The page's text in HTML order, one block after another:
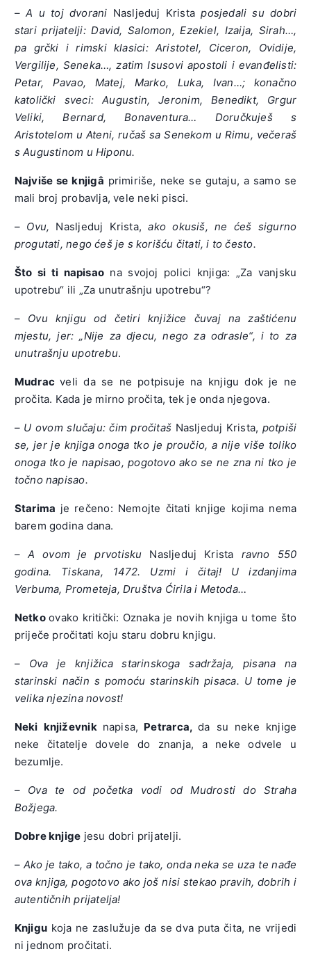
–A u toj dvorani Nasljeduj Krista posjedali su dobri
stari prijatelji: David, Salomon, Ezekiel, Izaija, Sirah…,
pa grčki i rimski klasici: Aristotel, Ciceron, Ovidije,
Vergilije, Seneka…, zatim Isusovi apostoli i evanđelisti:
Petar, Pavao, Matej, Marko, Luka, Ivan…; konačno
katolički sveci: Augustin, Jeronim, Benedikt, Grgur
Veliki, Bernard, Bonaventura… Doručkuješ s
Aristotelom u Ateni, ručaš sa Senekom u Rimu, večeraš
s Augustinom u Hiponu.
Najviše se knjigâ primiriše, neke se gutaju, a samo se
mali broj probavlja, vele neki pisci.
– Ovu, Nasljeduj Krista, ako okusiš, ne ćeš sigurno
progutati, nego ćeš je s korišću čitati, i to često.
Što si ti napisao na svojoj polici knjiga: „Za vanjsku
upotrebu“ ili „Za unutrašnju upotrebu“?
– Ovu knjigu od četiri knjižice čuvaj na zaštićenu
mjestu, jer: „Nije za djecu, nego za odrasle“, i to za
unutrašnju upotrebu.
Mudracveli da se ne potpisuje na knjigu dok je ne
pročita. Kada je mirno pročita, tek je onda njegova.
– U ovom slučaju: čim pročitaš Nasljeduj Krista, potpiši
se, jer je knjiga onoga tko je proučio, a nije više toliko
onoga tko je napisao, pogotovo ako se ne zna ni tko je
točno napisao.
Starima je rečeno: Nemojte čitati knjige kojima nema
barem godina dana.
–A ovom je prvotisku Nasljeduj Krista ravno 550
godina. Tiskana, 1472. Uzmi i čitaj! U izdanjima
Verbuma, Prometeja, Društva Ćirila i Metoda…
Netkoovako kritički: Oznaka je novih knjiga u tome što
priječe pročitati koju staru dobru knjigu.
– Ova je knjižica starinskoga sadržaja, pisana na
starinski način s pomoću starinskih pisaca. U tome je
velika njezina novost!
Neki književnik napisa, Petrarca,da su neke knjige
neke čitatelje dovele do znanja, a neke odvele u
bezumlje.
– Ova te od početka vodi od Mudrosti do Straha
Božjega.
Dobre knjige jesu dobri prijatelji.
– Ako je tako, a točno je tako, onda neka se uza te nađe
ova knjiga, pogotovo ako još nisi stekao pravih, dobrih i
autentičnih prijatelja!
Knjigu koja ne zaslužuje da se dva puta čita, ne vrijedi
ni jednom pročitati.